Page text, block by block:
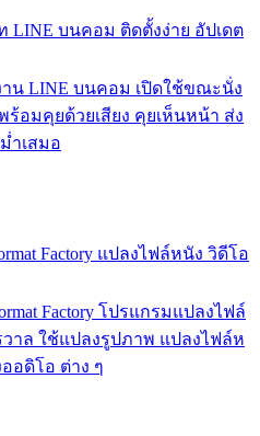
LINE บนคอม ติดตั้งง่าย อัปเดต
าน LINE บนคอม เปิดใช้ขณะนั่ง
อมคุยด้วยเสียง คุยเห็นหน้า ส่ง
ำเสมอ
Factory แปลงไฟล์หนัง วิดีโอ
Factory โปรแกรมแปลงไฟล์
าล ใช้แปลงรูปภาพ แปลงไฟล์ห
อดิโอ ต่าง ๆ